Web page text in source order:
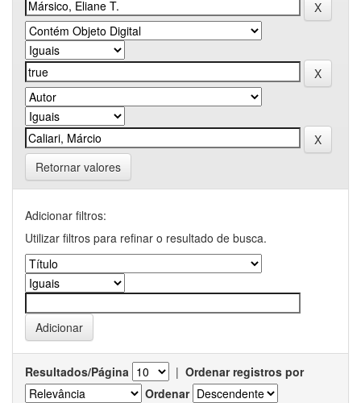
Retornar valores
Adicionar filtros:
Utilizar filtros para refinar o resultado de busca.
Resultados/Página | Ordenar registros por
Ordenar